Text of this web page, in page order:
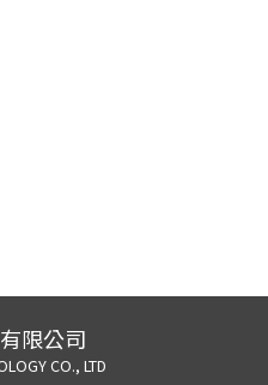
限公司
CO., LTD